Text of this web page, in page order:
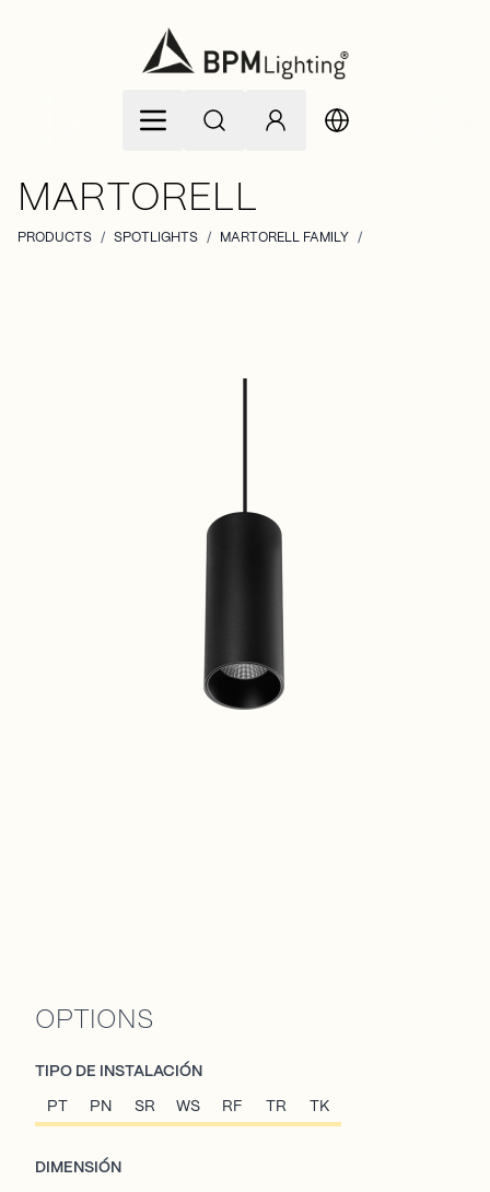
MARTORELL
PRODUCTS / SPOTLIGHTS / MARTORELL FAMILY /
OPTIONS
TIPO DE INSTALACIÓN
PT PN SR WS RF TR TK
DIMENSIÓN